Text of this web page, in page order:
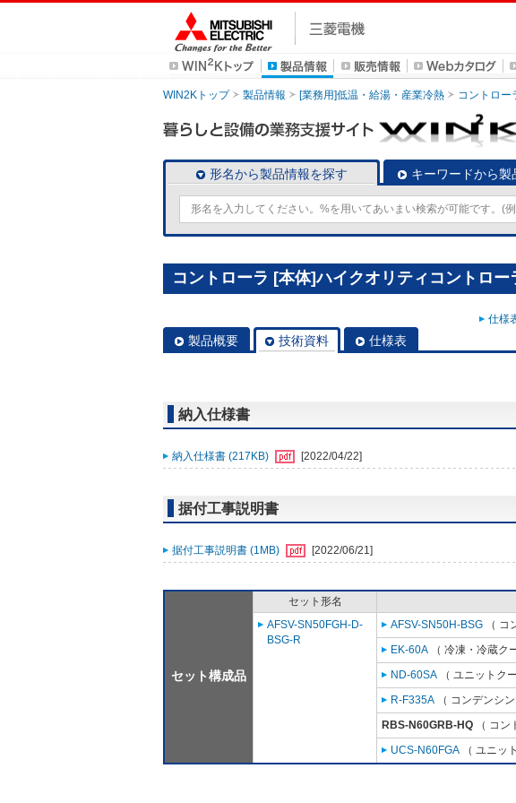
WIN2Kトップ 製品情報 [業務用]低温・給湯・産業冷熱 コントロー
形名から製品情報を探す キーワードから製
コントローラ [本体]ハイクオリティコントロ
仕様
製品概要 技術資料 仕様表
納入仕様書
納入仕様書 (217KB) [2022/04/22]
据付工事説明書
据付工事説明書 (1MB) [2022/06/21]
セット構成品
セット形名
AFSV-SN50FGH-D-
BSG-R
AFSV-SN50H-BSG （ コ
EK-60A （ 冷凍・冷蔵ク
ND-60SA （ ユニットク
R-F335A （ コンデンシ
RBS-N60GRB-HQ （ コン
UCS-N60FGA （ ユニッ